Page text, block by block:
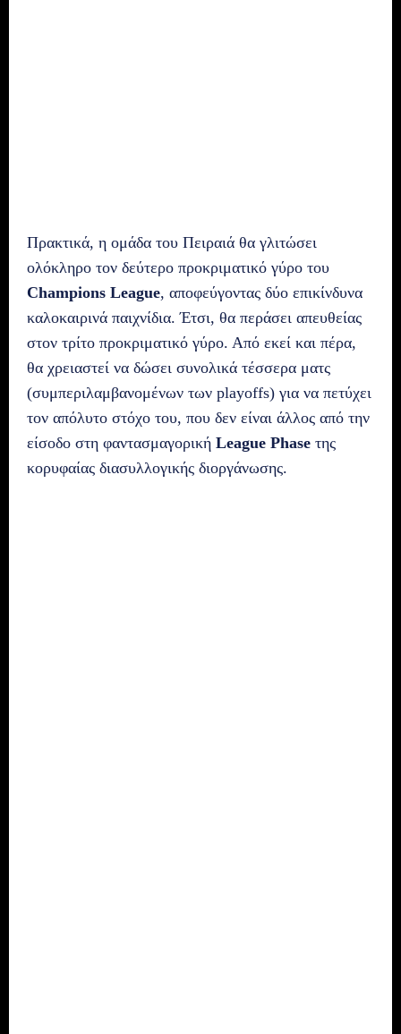
Πρακτικά, η ομάδα του Πειραιά θα γλιτώσει
ολόκληρο τον δεύτερο προκριματικό γύρο του
Champions League, αποφεύγοντας δύο επικίνδυνα
καλοκαιρινά παιχνίδια. Έτσι, θα περάσει απευθείας
στον τρίτο προκριματικό γύρο. Από εκεί και πέρα,
θα χρειαστεί να δώσει συνολικά τέσσερα ματς
(συμπεριλαμβανομένων των playoffs) για να πετύχει
τον απόλυτο στόχο του, που δεν είναι άλλος από την
είσοδο στη φαντασμαγορική League Phase της
κορυφαίας διασυλλογικής διοργάνωσης.